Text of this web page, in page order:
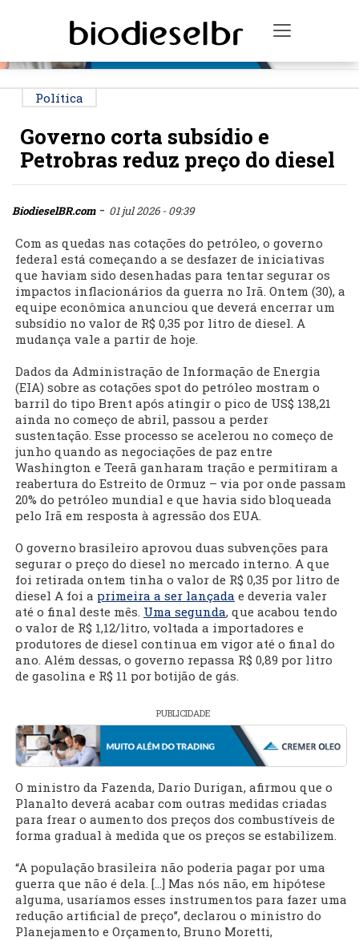
Toggle
Política
Governo corta subsídio e
Petrobras reduz preço do diesel
BiodieselBR.com- 01 jul 2026 - 09:39
Com as quedas nas cotações do petróleo, o governo
federal está começando a se desfazer de iniciativas
que haviam sido desenhadas para tentar segurar os
impactos inflacionários da guerra no Irã. Ontem (30), a
equipe econômica anunciou que deverá encerrar um
subsídio no valor de R$ 0,35 por litro de diesel. A
mudança vale a partir de hoje.
Dados da Administração de Informação de Energia
(EIA) sobre as cotações spot do petróleo mostram o
barril do tipo Brent após atingir o pico de US$ 138,21
ainda no começo de abril, passou a perder
sustentação. Esse processo se acelerou no começo de
junho quando as negociações de paz entre
Washington e Teerã ganharam tração e permitiram a
reabertura do Estreito de Ormuz – via por onde passam
20% do petróleo mundial e que havia sido bloqueada
pelo Irã em resposta à agressão dos EUA.
O governo brasileiro aprovou duas subvenções para
segurar o preço do diesel no mercado interno. A que
foi retirada ontem tinha o valor de R$ 0,35 por litro de
diesel A foi a primeira a ser lançada e deveria valer
até o final deste mês. Uma segunda, que acabou tendo
o valor de R$ 1,12/litro, voltada a importadores e
produtores de diesel continua em vigor até o final do
ano. Além dessas, o governo repassa R$ 0,89 por litro
de gasolina e R$ 11 por botijão de gás.
PUBLICIDADE
O ministro da Fazenda, Dario Durigan, afirmou que o
Planalto deverá acabar com outras medidas criadas
para frear o aumento dos preços dos combustíveis de
forma gradual à medida que os preços se estabilizem.
“A população brasileira não poderia pagar por uma
guerra que não é dela. [...] Mas nós não, em hipótese
alguma, usaríamos esses instrumentos para fazer uma
redução artificial de preço”, declarou o ministro do
Planejamento e Orçamento, Bruno Moretti,